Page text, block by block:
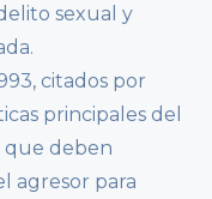
sexual y
citados por
principales del
que deben
agresor para